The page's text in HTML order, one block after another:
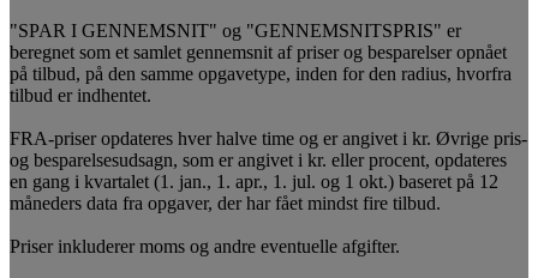
"SPAR I GENNEMSNIT" og "GENNEMSNITSPRIS" er
beregnet som et samlet gennemsnit af priser og besparelser opnået
på tilbud, på den samme opgavetype, inden for den radius, hvorfra
tilbud er indhentet.
FRA-priser opdateres hver halve time og er angivet i kr. Øvrige pris-
og besparelsesudsagn, som er angivet i kr. eller procent, opdateres
en gang i kvartalet (1. jan., 1. apr., 1. jul. og 1 okt.) baseret på 12
måneders data fra opgaver, der har fået mindst fire tilbud.
Priser inkluderer moms og andre eventuelle afgifter.